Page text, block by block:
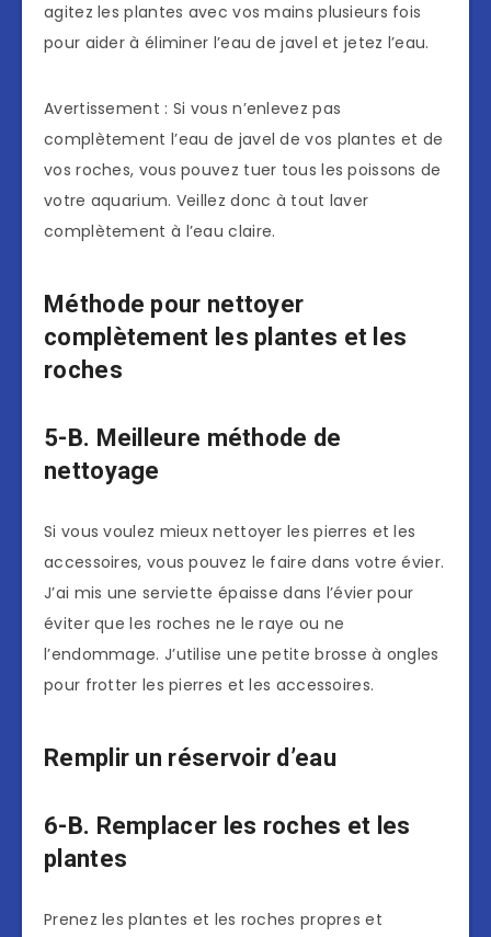
agitez les plantes avec vos mains plusieurs fois
pour aider à éliminer l’eau de javel et jetez l’eau.
Avertissement : Si vous n’enlevez pas
complètement l’eau de javel de vos plantes et de
vos roches, vous pouvez tuer tous les poissons de
votre aquarium. Veillez donc à tout laver
complètement à l’eau claire.
Méthode pour nettoyer
complètement les plantes et les
roches
5-B. Meilleure méthode de
nettoyage
Si vous voulez mieux nettoyer les pierres et les
accessoires, vous pouvez le faire dans votre évier.
J’ai mis une serviette épaisse dans l’évier pour
éviter que les roches ne le raye ou ne
l’endommage. J’utilise une petite brosse à ongles
pour frotter les pierres et les accessoires.
Remplir un réservoir d’eau
6-B. Remplacer les roches et les
plantes
Prenez les plantes et les roches propres et